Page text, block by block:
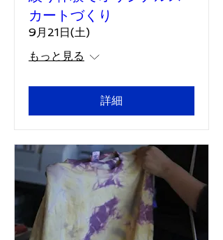
カートづくり
9月21日(土)
もっと見る
詳細